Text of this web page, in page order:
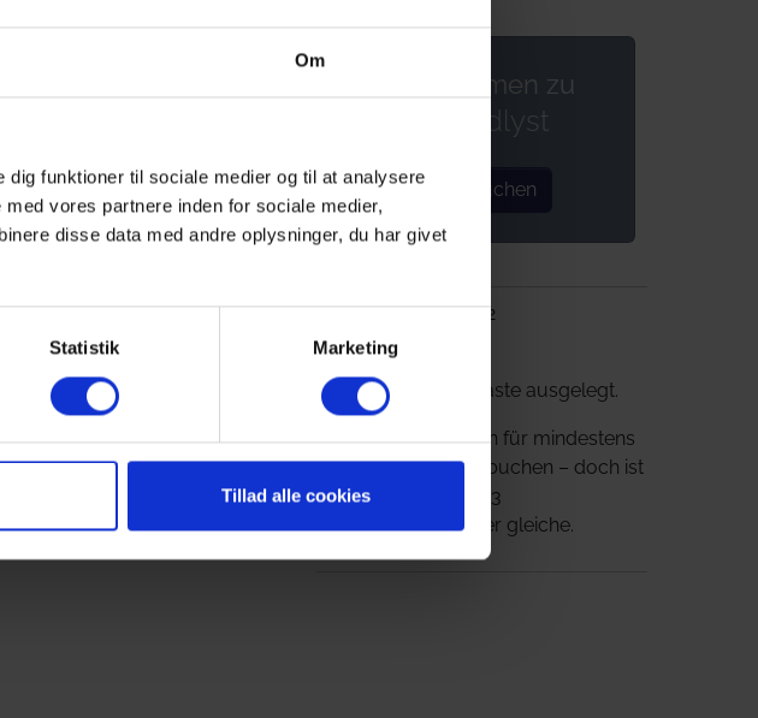
Om
funktioner til sociale medier og til at analysere
vores partnere inden for sociale medier,
disse data med andre oplysninger, du har givet
Statistik Marketing
Tillad alle cookies
am schönen
Middelfart gelegen. Das
schönen
Hier befinden sich ein 65
des Pools. Zudem gibt es im
mit Fernseher sowie einen
für alle. Große Küche mit viel
Im Haus befinden
mit jeweils 2
Wilkommen zu
Strandlyst
Hier buchen
Objektnr.: MS642502
Das Objekt ist für
24 übernachtene Gäste ausgelegt.
Strandlyst kann man für mindestens
2 Übernachtungen buchen – doch ist
der Preis für 2 oder 3
Übernachtungen der gleiche.